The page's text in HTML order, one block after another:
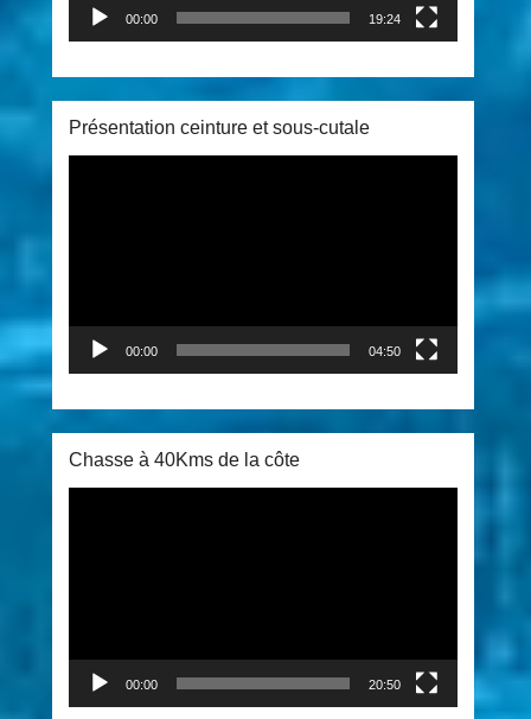
00:00 19:24
Présentation ceinture et sous-cutale
00:00 04:50
Chasse à 40Kms de la côte
00:00 20:50